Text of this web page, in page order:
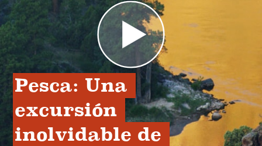
Pesca: Una
excursión
inolvidable de